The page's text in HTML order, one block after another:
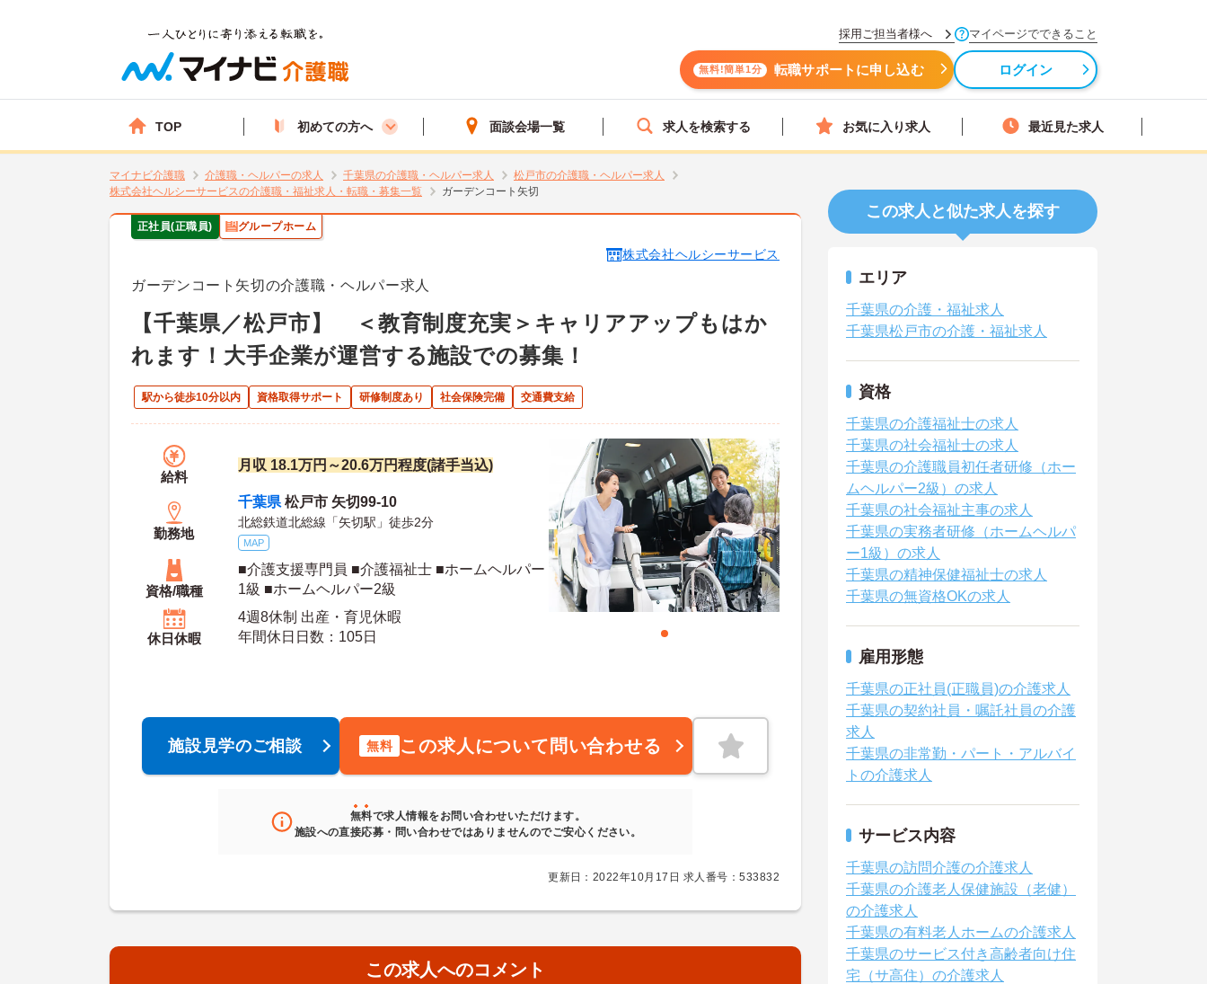
採用ご担当者様へ マイページでできること
無料!簡単1分 転職サポートに申し込む ログイン
TOP 初めての方へ 面談会場一覧 求人を検索する お気に入り求人 最近見た求人
マイナビ介護職 介護職・ヘルパーの求人 千葉県の介護職・ヘルパー求人
松戸市の介護職・ヘルパー求人
株式会社ヘルシーサービスの介護職・福祉求人・転職・募集一覧
ガーデンコート矢切
正社員(正職員) グループホーム
株式会社ヘルシーサービス
ガーデンコート矢切の介護職・ヘルパー求人
【千葉県／松戸市】 ＜教育制度充実＞キャリアアップもはか
れます！大手企業が運営する施設での募集！
駅から徒歩10分以内 資格取得サポート 研修制度あり 社会保険完備 交通費支給
給料
月収 18.1万円～20.6万円程度(諸手当込)
勤務地
千葉県 松戸市 矢切99-10
北総鉄道北総線「矢切駅」徒歩2分
MAP
資格/職種
■介護支援専門員 ■介護福祉士 ■ホームヘルパー
1級 ■ホームヘルパー2級
休日休暇
4週8休制 出産・育児休暇
年間休日日数：105日
施設見学のご相談 無料 この求人について問い合わせる
無料で求人情報をお問い合わせいただけます。
施設への直接応募・問い合わせではありませんのでご安心ください。
更新日：2022年10月17日 求人番号：533832
この求人へのコメント
この求人と似た求人を探す
エリア
千葉県の介護・福祉求人
千葉県松戸市の介護・福祉求人
資格
千葉県の介護福祉士の求人
千葉県の社会福祉士の求人
千葉県の介護職員初任者研修（ホー
ムヘルパー2級）の求人
千葉県の社会福祉主事の求人
千葉県の実務者研修（ホームヘルパ
ー1級）の求人
千葉県の精神保健福祉士の求人
千葉県の無資格OKの求人
雇用形態
千葉県の正社員(正職員)の介護求人
千葉県の契約社員・嘱託社員の介護
求人
千葉県の非常勤・パート・アルバイ
トの介護求人
サービス内容
千葉県の訪問介護の介護求人
千葉県の介護老人保健施設（老健）
の介護求人
千葉県の有料老人ホームの介護求人
千葉県のサービス付き高齢者向け住
宅（サ高住）の介護求人